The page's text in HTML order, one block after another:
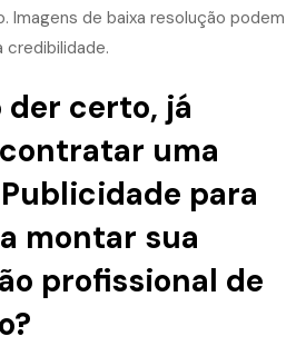
Imagens de baixa resolução podem
credibilidade.
der certo, já
uma
para
montar sua
profissional de